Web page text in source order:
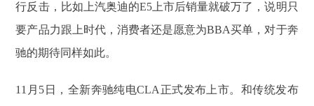
行反击，比如上汽奥迪的E5上市后销量就破万了，说明只
要产品力跟上时代，消费者还是愿意为BBA买单，对于奔
驰的期待同样如此。
11月5日，全新奔驰纯电CLA正式发布上市。和传统发布